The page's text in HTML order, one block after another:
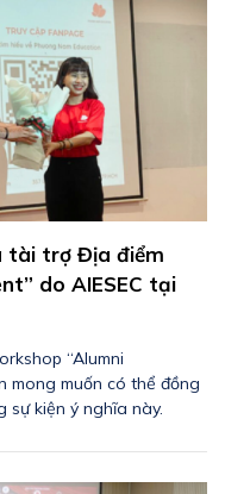
tài trợ Địa điểm
do AIESEC tại
“Alumni
mong muốn có thể đồng
sự kiện ý nghĩa này.